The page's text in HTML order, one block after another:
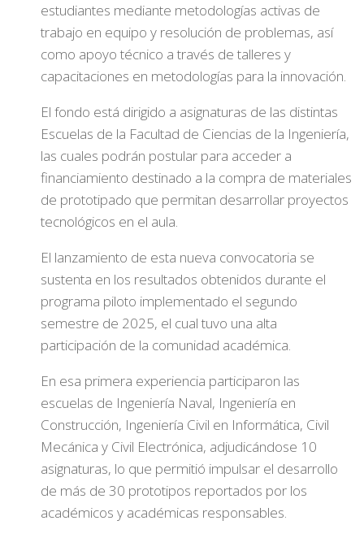
estudiantes mediante metodologías activas de
trabajo en equipo y resolución de problemas, así
como apoyo técnico a través de talleres y
capacitaciones en metodologías para la innovación.
El fondo está dirigido a asignaturas de las distintas
Escuelas de la Facultad de Ciencias de la Ingeniería,
las cuales podrán postular para acceder a
financiamiento destinado a la compra de materiales
de prototipado que permitan desarrollar proyectos
tecnológicos en el aula.
El lanzamiento de esta nueva convocatoria se
sustenta en los resultados obtenidos durante el
programa piloto implementado el segundo
semestre de 2025, el cual tuvo una alta
participación de la comunidad académica.
En esa primera experiencia participaron las
escuelas de Ingeniería Naval, Ingeniería en
Construcción, Ingeniería Civil en Informática, Civil
Mecánica y Civil Electrónica, adjudicándose 10
asignaturas, lo que permitió impulsar el desarrollo
de más de 30 prototipos reportados por los
académicos y académicas responsables.